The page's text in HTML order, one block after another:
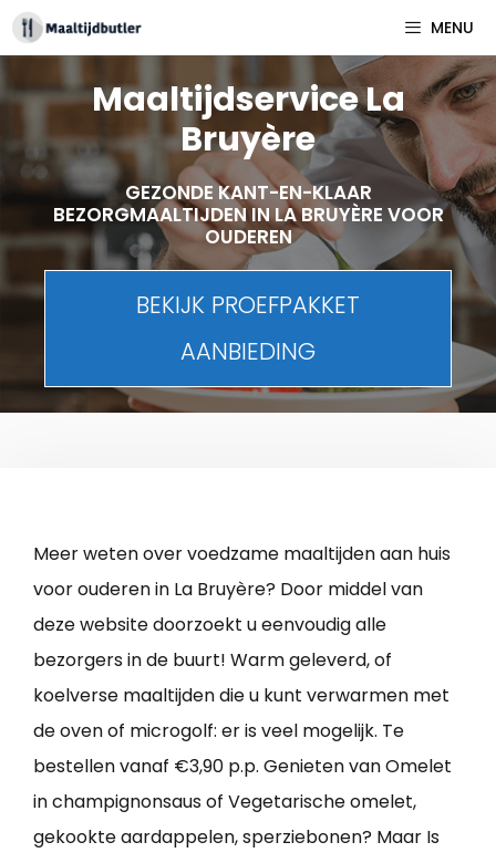
Spring
naar
inhoud
MENU
Maaltijdservice La
Bruyère
GEZONDE KANT-EN-KLAAR
BEZORGMAALTIJDEN IN LA BRUYÈRE VOOR
OUDEREN
BEKIJK PROEFPAKKET
AANBIEDING
Meer weten over voedzame maaltijden aan huis
voor ouderen in La Bruyère? Door middel van
deze website doorzoekt u eenvoudig alle
bezorgers in de buurt! Warm geleverd, of
koelverse maaltijden die u kunt verwarmen met
de oven of microgolf: er is veel mogelijk. Te
bestellen vanaf €3,90 p.p. Genieten van Omelet
in champignonsaus of Vegetarische omelet,
gekookte aardappelen, sperziebonen? Maar Is